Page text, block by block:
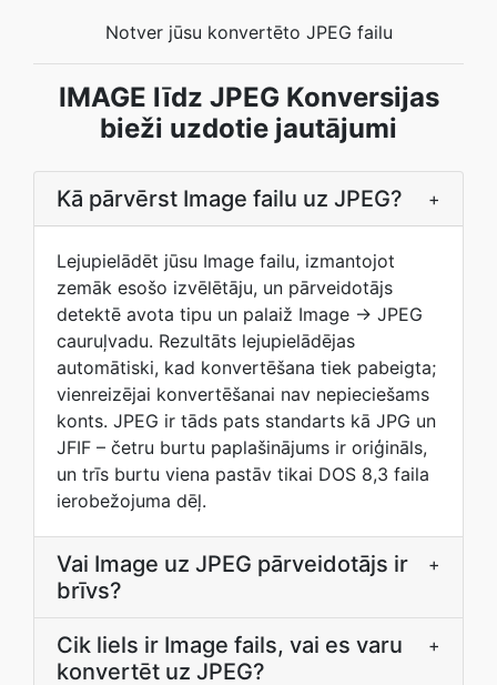
Notver jūsu konvertēto JPEG failu
IMAGE līdz JPEG Konversijas
bieži uzdotie jautājumi
Kā pārvērst Image failu uz JPEG? +
Lejupielādēt jūsu Image failu, izmantojot
zemāk esošo izvēlētāju, un pārveidotājs
detektē avota tipu un palaiž Image → JPEG
cauruļvadu. Rezultāts lejupielādējas
automātiski, kad konvertēšana tiek pabeigta;
vienreizējai konvertēšanai nav nepieciešams
konts. JPEG ir tāds pats standarts kā JPG un
JFIF – četru burtu paplašinājums ir oriģināls,
un trīs burtu viena pastāv tikai DOS 8,3 faila
ierobežojuma dēļ.
Vai Image uz JPEG pārveidotājs ir
brīvs?
+
Cik liels ir Image fails, vai es varu
konvertēt uz JPEG?
+